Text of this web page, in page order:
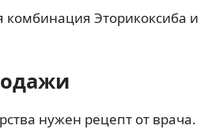
комбинация Эторикоксиба и
нужен рецепт от врача.